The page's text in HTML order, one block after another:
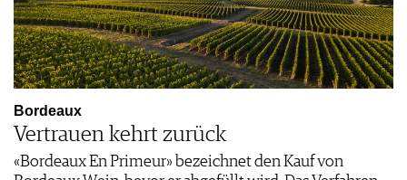
Bordeaux
Vertrauen kehrt zurück
«Bordeaux En Primeur» bezeichnet den Kauf von